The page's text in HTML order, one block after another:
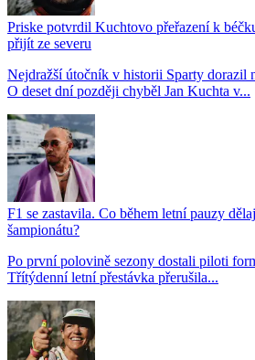
Priske potvrdil Kuchtovo přeřazení k
přijít ze severu
Nejdražší útočník v historii Sparty dorazil
O deset dní později chyběl Jan Kuchta v...
F1 se zastavila. Co během letní pauzy
šampionátu?
Po první polovině sezony dostali piloti
Třítýdenní letní přestávka přerušila...